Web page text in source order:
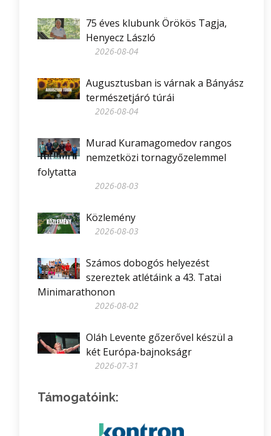
75 éves klubunk Örökös Tagja,
Henyecz László
2026-08-04
Augusztusban is várnak a Bányász
természetjáró túrái
2026-08-04
Murad Kuramagomedov rangos
nemzetközi tornagyőzelemmel
folytatta
2026-08-03
Közlemény
2026-08-03
Számos dobogós helyezést
szereztek atlétáink a 43. Tatai
Minimarathonon
2026-08-02
Oláh Levente gőzerővel készül a
két Európa-bajnokságr
2026-07-31
Támogatóink: